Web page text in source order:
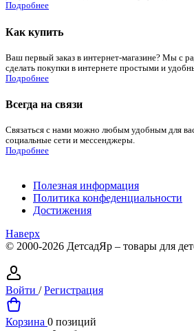
Подробнее
Как купить
Ваш первый заказ в интернет-магазине? Мы с
сделать покупки в интернете простыми и
Подробнее
Всегда на связи
Связаться с нами можно любым удобным для
социальные сети и мессенджеры.
Подробнее
Полезная информация
Политика конфеденциальности
Достижения
Наверх
© 2000-2026 ДетсадЯр – товары для
Войти /Регистрация
Корзина 0 позиций